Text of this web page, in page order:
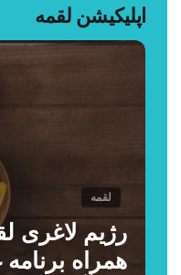
اپلیکیشن لقمه
لقمه
رژیم لاغری
همراه برنامه